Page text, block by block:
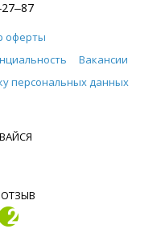
оферты
Вакансии
персональных данных